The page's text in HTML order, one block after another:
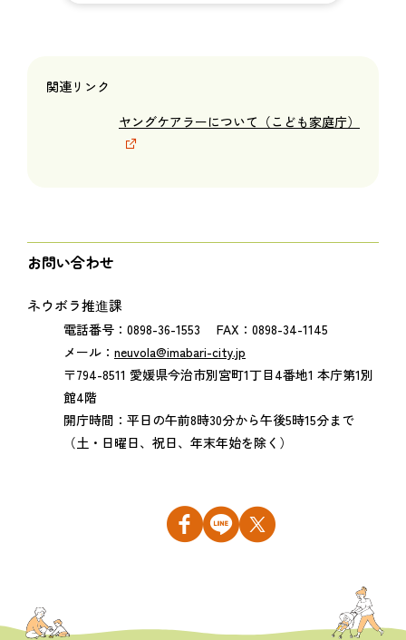
関連リンク
ヤングケアラーについて（こども家庭庁）
お問い合わせ
ネウボラ推進課
電話番号：0898-36-1553 FAX：0898-34-1145
メール： neuvola@imabari-city.jp
〒794-8511 愛媛県今治市別宮町1丁目4番地1 本庁第1別
館4階
開庁時間：平日の午前8時30分から午後5時15分まで
（土・日曜日、祝日、年末年始を除く）